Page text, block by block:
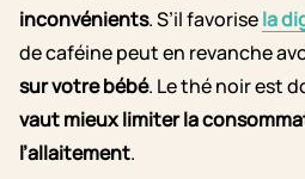
inconvénients. S’il favorisela
de caféine peut en revanche
sur votre bébé. Le thé noir est
vaut mieux limiter la
l’allaitement.